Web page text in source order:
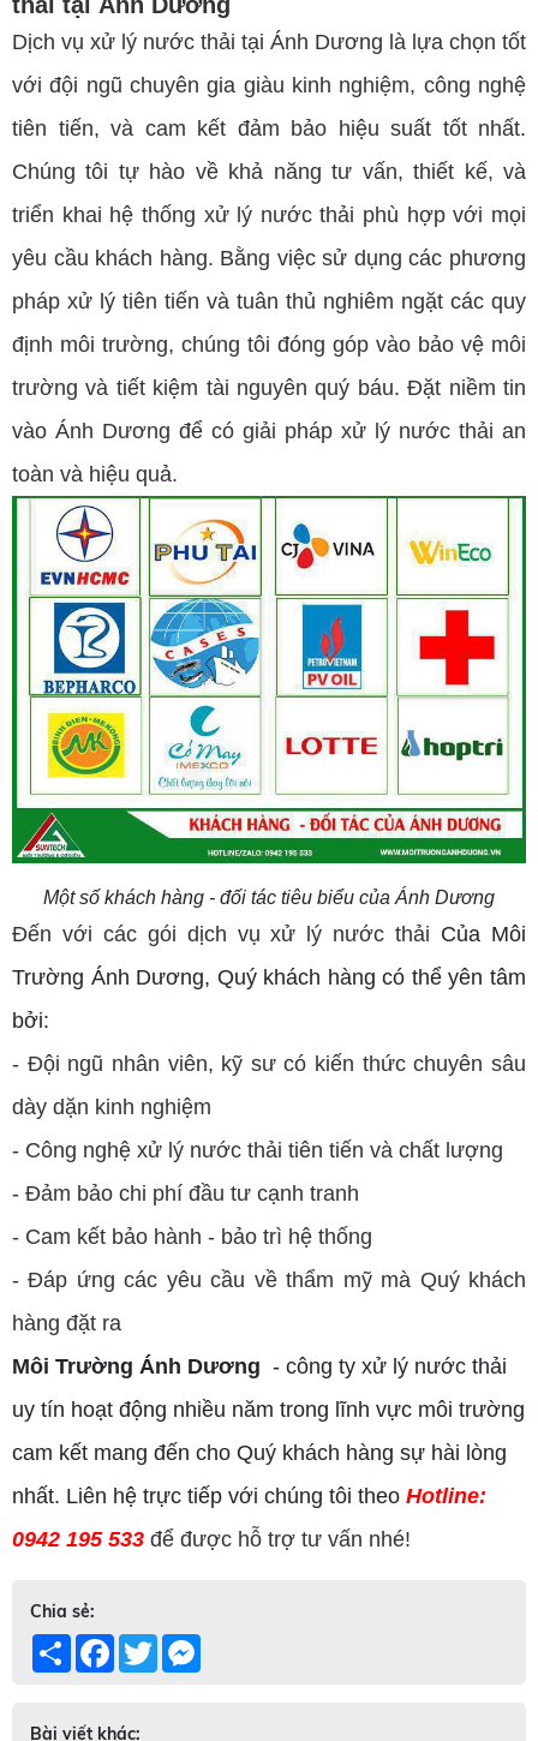
Dịch vụ xử lý nước thải tại Ánh Dương là lựa chọn tốt
với đội ngũ chuyên gia giàu kinh nghiệm, công nghệ
tiên tiến, và cam kết đảm bảo hiệu suất tốt nhất.
Chúng tôi tự hào về khả năng tư vấn, thiết kế, và
triển khai hệ thống xử lý nước thải phù hợp với mọi
yêu cầu khách hàng. Bằng việc sử dụng các phương
pháp xử lý tiên tiến và tuân thủ nghiêm ngặt các quy
định môi trường, chúng tôi đóng góp vào bảo vệ môi
trường và tiết kiệm tài nguyên quý báu. Đặt niềm tin
vào Ánh Dương để có giải pháp xử lý nước thải an
toàn và hiệu quả.
Một số khách hàng - đối tác tiêu biểu của Ánh Dương
Đến với các gói dịch vụ xử lý nước thải Của Môi
Trường Ánh Dương, Quý khách hàng có thể yên tâm
bởi:
- Đội ngũ nhân viên, kỹ sư có kiến thức chuyên sâu
dày dặn kinh nghiệm
- Công nghệ xử lý nước thải tiên tiến và chất lượng
- Đảm bảo chi phí đầu tư cạnh tranh
- Cam kết bảo hành - bảo trì hệ thống
- Đáp ứng các yêu cầu về thẩm mỹ mà Quý khách
hàng đặt ra
Môi Trường Ánh Dương - công ty xử lý nước thải
uy tín hoạt động nhiều năm trong lĩnh vực môi trường
cam kết mang đến cho Quý khách hàng sự hài lòng
nhất. Liên hệ trực tiếp với chúng tôi theo Hotline:
0942 195 533 để được hỗ trợ tư vấn nhé!
Chia sẻ:
Share Facebook
Twitter
Bài viết khác: